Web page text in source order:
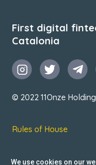
First digital
Catalonia
© 2022 11Onze
Rules of House
We use cookies on our